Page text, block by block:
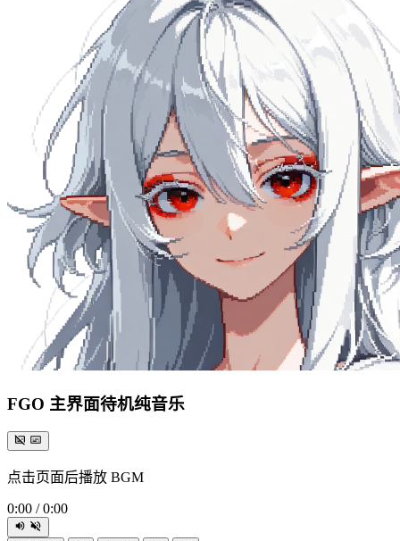
FGO 主界面待机纯音乐
点击页面后播放 BGM
0:00 / 0:00